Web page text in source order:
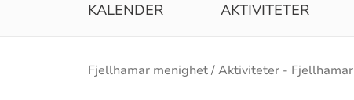
KALENDER AKTIVITETER
Brødsmulesti
Fjellhamar menighet Aktiviteter - Fjellhamar